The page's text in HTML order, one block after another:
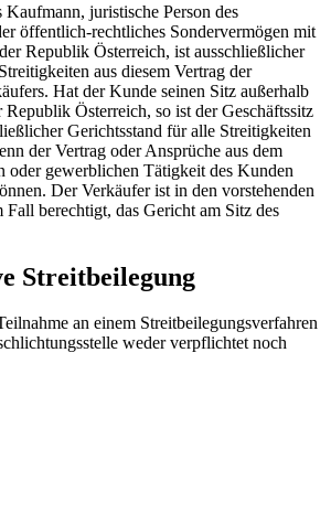
juristische Person des
öffentlich-rechtliches Sondervermögen mit
Republik Österreich, ist ausschließlicher
aus diesem Vertrag der
Hat der Kunde seinen Sitz außerhalb
Republik Österreich, so ist der Geschäftssitz
Gerichtsstand für alle Streitigkeiten
der Vertrag oder Ansprüche aus dem
oder gewerblichen Tätigkeit des Kunden
Der Verkäufer ist in den vorstehenden
berechtigt, das Gericht am Sitz des
Streitbeilegung
an einem Streitbeilegungsverfahren
weder verpflichtet noch